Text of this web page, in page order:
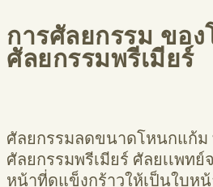
การศัลยกรรม ของ
ศัลยกรรมพรีเมียร์
ศัลยกรรมลดขนาดโหนกแก้ม
ศัลยกรรมพรีเมียร์ ศัลยเเพทย์
หน้าที่ดูแข็งกร้าวให้เป็นใบห